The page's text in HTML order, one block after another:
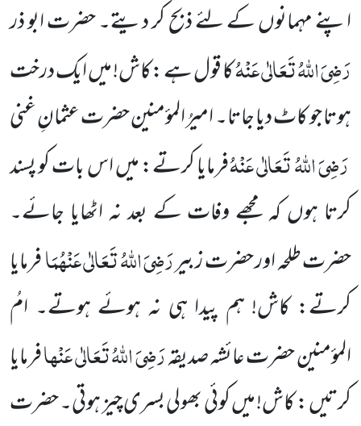
اپنے مہمانوں کے لئے ذبح کر دیتے۔ حضرت ابو ذر
رَضِیَ اللہُ تَعَالٰی عَنْہُکا قول ہے :کاش! میں ایک درخت
ہوتا جو کاٹ دیا جاتا۔ امیرُ المؤمنین حضرت عثمانِ غنی
رَضِیَ اللہُ تَعَالٰی عَنْہُفرمایا کرتے: میں اس بات کو پسند
کرتا ہوں کہ مجھے وفات کے بعد نہ اٹھایا جائے۔
حضرت طلحہاور حضرت زبیررَضِیَ اللہُ تَعَالٰی عَنْہُمَافرمایا
کرتے: کاش! ہم پیدا ہی نہ ہوئے ہوتے۔ امُ
المؤمنین حضرت عائشہ صدیقہرَضِیَاللہُ تَعَالٰی عَنْہافرمایا
کرتیں : کاش! میں کوئی بھولی بسری چیز ہوتی۔ حضرت